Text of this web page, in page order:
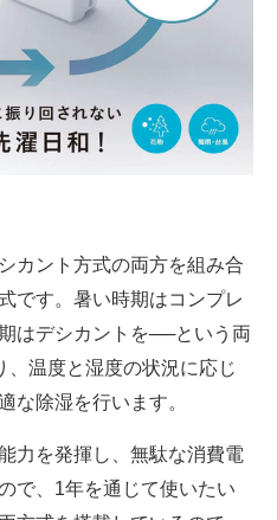
カント方式の両方を組み合
です。暑い時期はコンプレ
はデシカントを──という両
、温度と湿度の状況に応じ
な除湿を行います。
力を発揮し、無駄な消費電
で、1年を通じて使いたい